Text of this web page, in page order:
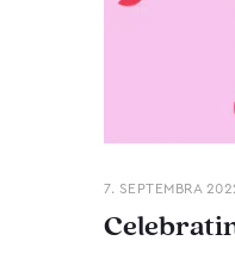
7. SEPTEMBRA